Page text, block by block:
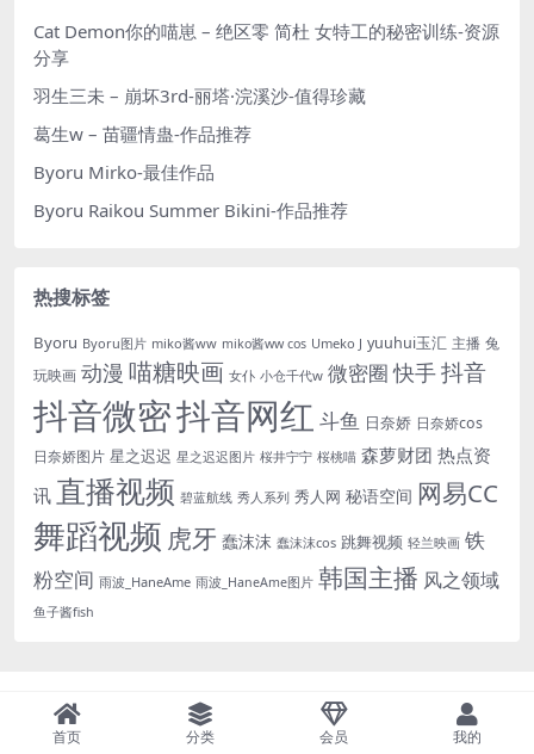
Cat Demon你的喵崽 – 绝区零 简杜 女特工的秘密训练-资源
分享
羽生三未 – 崩坏3rd-丽塔·浣溪沙-值得珍藏
葛生w – 苗疆情蛊-作品推荐
Byoru Mirko-最佳作品
Byoru Raikou Summer Bikini-作品推荐
热搜标签
Byoru Byoru图片 miko酱ww miko酱ww cos Umeko J yuuhui玉汇 主播 兔
玩映画 动漫 喵糖映画 女仆 小仓千代w 微密圈 快手抖音
抖音微密抖音网红 斗鱼 日奈娇 日奈娇cos
日奈娇图片 星之迟迟 星之迟迟图片 桜井宁宁 桜桃喵 森萝财团 热点资
讯 直播视频 碧蓝航线 秀人系列 秀人网 秘语空间 网易CC
舞蹈视频 虎牙 蠢沫沫 蠢沫沫cos 跳舞视频 轻兰映画 铁
粉空间 雨波_HaneAme 雨波_HaneAme图片 韩国主播 风之领域
鱼子酱fish
首页 分类 会员 我的